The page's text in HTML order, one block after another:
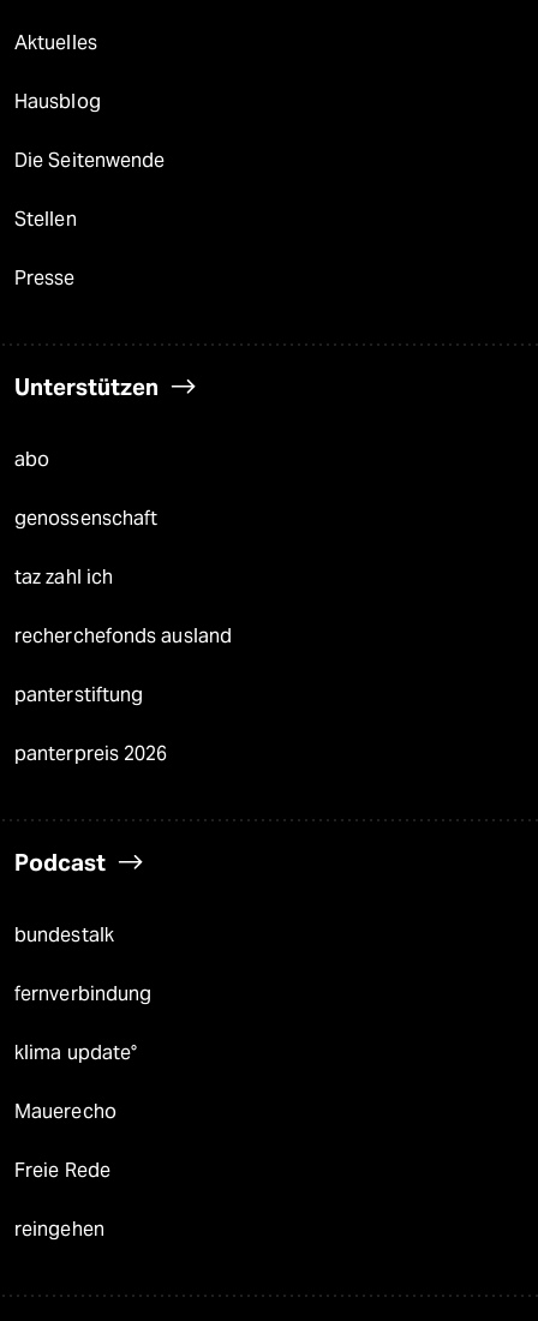
Aktuelles
Hausblog
Die Seitenwende
Stellen
Presse
Unterstützen
abo
genossenschaft
taz zahl ich
recherchefonds ausland
panterstiftung
panterpreis 2026
Podcast
bundestalk
fernverbindung
klima update°
Mauerecho
Freie Rede
reingehen